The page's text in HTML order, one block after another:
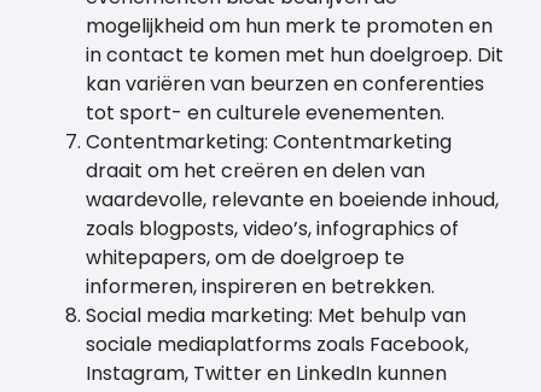
mogelijkheid om hun merk te promoten en
in contact te komen met hun doelgroep. Dit
kan variëren van beurzen en conferenties
tot sport- en culturele evenementen.
Contentmarketing: Contentmarketing
draait om het creëren en delen van
waardevolle, relevante en boeiende inhoud,
zoals blogposts, video’s, infographics of
whitepapers, om de doelgroep te
informeren, inspireren en betrekken.
Social media marketing: Met behulp van
sociale mediaplatforms zoals Facebook,
Instagram, Twitter en LinkedIn kunnen